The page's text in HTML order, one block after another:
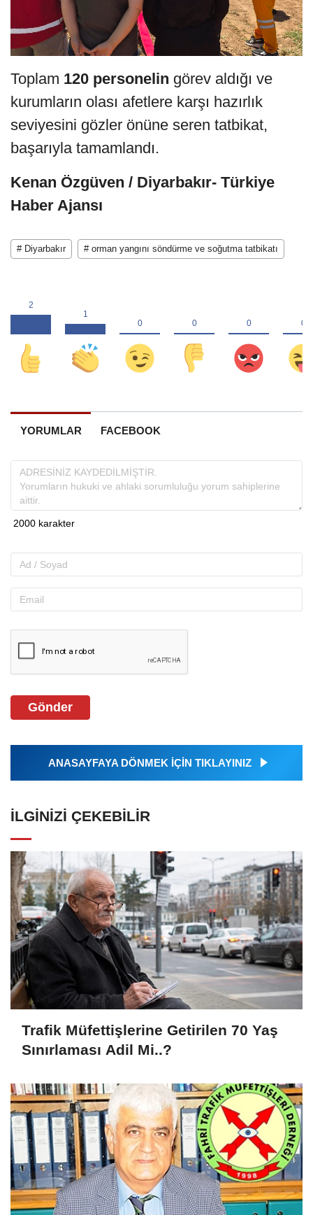
Toplam 120 personelin görev aldığı ve
kurumların olası afetlere karşı hazırlık
seviyesini gözler önüne seren tatbikat,
başarıyla tamamlandı.
Kenan Özgüven / Diyarbakır- Türkiye
Haber Ajansı
# Diyarbakır # orman yangını söndürme ve soğutma tatbikatı
YORUMLAR FACEBOOK
Gönder
ANASAYFAYA DÖNMEK İÇİN TIKLAYINIZ
İLGINIZI ÇEKEBILIR
Trafik Müfettişlerine Getirilen 70 Yaş
Sınırlaması Adil Mi..?